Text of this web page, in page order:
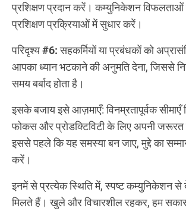
प्रशिक्षण प्रदान करें। कम्युनिकेशन
प्रशिक्षण प्रक्रियाओं में सुधार करें।
परिदृश्य #6:सहकर्मियों या प्रबंधकों को
आपका ध्यान भटकाने की अनुमति देना, जिससे
समय बर्बाद होता है।
इसके बजाय इसे आज़माएँ: विनम्रतापूर्वक सीमाएँ
फोकस और प्रोडक्टिविटी के लिए अपनी जरूरत
इससे पहले कि यह समस्या बन जाए, मुद्दे का
करें।
इनमें से प्रत्येक स्थिति में, स्पष्ट कम्युनिकेशन से
मिलते हैं। खुले और विचारशील रहकर, हम